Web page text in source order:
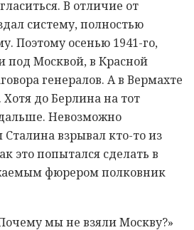
В отличие от
систему, полностью
Поэтому осенью 1941-го,
под Москвой, в Красной
генералов. А в Вермахте
до Берлина на тот
Невозможно
взрывал кто-то из
это попытался сделать в
фюрером полковник